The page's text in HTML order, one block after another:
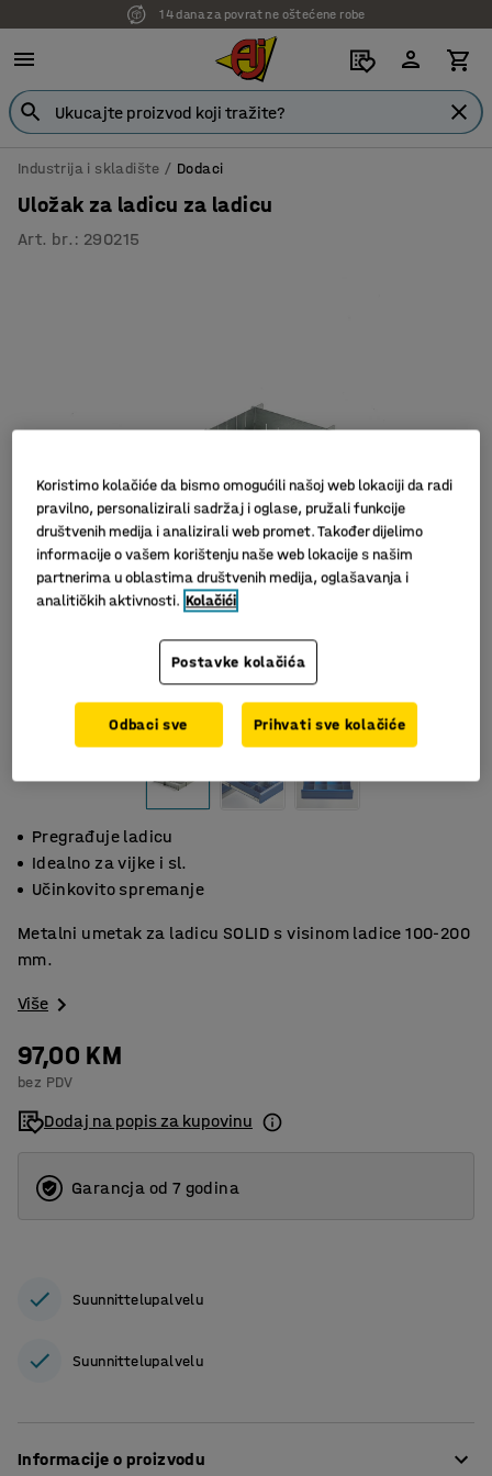
14 dana za povrat ne oštećene robe
Industrija i skladište Dodaci
Uložak za ladicu za ladicu
Art. br. : 290215
Pregrađuje ladicu
Idealno za vijke i sl.
Učinkovito spremanje
Metalni umetak za ladicu SOLID s visinom ladice 100-200
mm.
Više
97,00 KM
bez PDV
Dodaj na popis za kupovinu
Garancja od 7 godina
Suunnittelupalvelu
Suunnittelupalvelu
Informacije o proizvodu
Koristimo kolačiće da bismo omogućili našoj web lokaciji da radi
pravilno, personalizirali sadržaj i oglase, pružali funkcije
društvenih medija i analizirali web promet. Također dijelimo
informacije o vašem korištenju naše web lokacije s našim
partnerima u oblastima društvenih medija, oglašavanja i
analitičkih aktivnosti. Kolačići
Postavke kolačića
Odbaci sve Prihvati sve kolačiće